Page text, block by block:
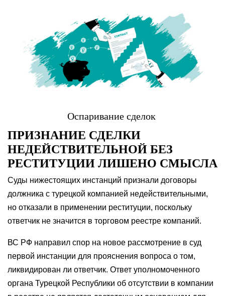
Оспаривание сделок
ПРИЗНАНИЕ СДЕЛКИ
НЕДЕЙСТВИТЕЛЬНОЙ БЕЗ
РЕСТИТУЦИИ ЛИШЕНО СМЫСЛА
Суды нижестоящих инстанций признали договоры
должника с турецкой компанией недействительными,
но отказали в применении реституции, поскольку
ответчик не значится в торговом реестре компаний.
ВС РФ направил спор на новое рассмотрение в суд
первой инстанции для прояснения вопроса о том,
ликвидирован ли ответчик. Ответ уполномоченного
органа Турецкой Республики об отсутствии в компании